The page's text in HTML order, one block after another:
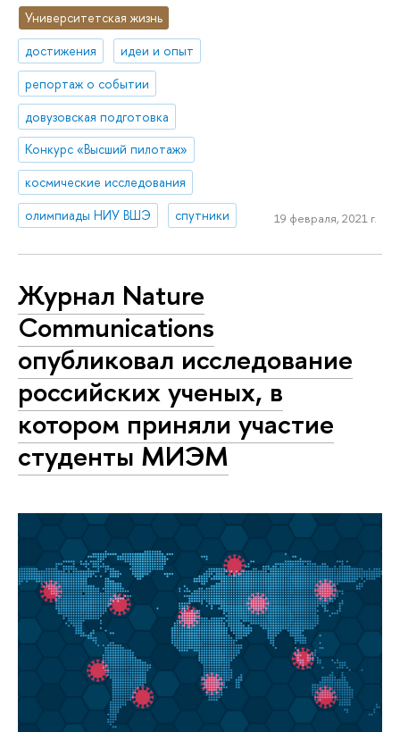
Университетская жизнь
достижения
идеи и опыт
репортаж о событии
довузовская подготовка
Конкурс «Высший пилотаж»
космические исследования
олимпиады НИУ ВШЭ
спутники 19 февраля, 2021 г.
Журнал Nature
Communications
опубликовал исследование
российских ученых, в
котором приняли участие
студенты МИЭМ